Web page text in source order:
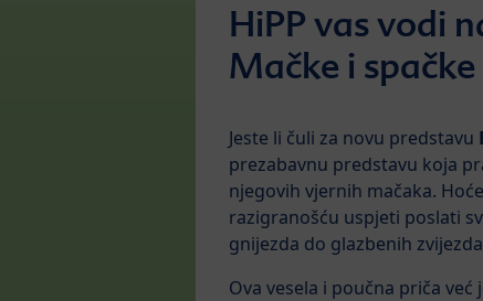
HiPP vas vodi
Mačke i
Jeste li čuli za novu predstavu
prezabavnu predstavu koja
njegovih vjernih mačaka.
razigranošću uspjeti poslati
gnijezda do glazbenih
Ova vesela i poučna priča